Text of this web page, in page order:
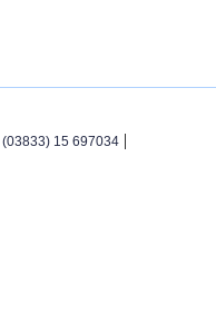
(03833) 15 697034 |